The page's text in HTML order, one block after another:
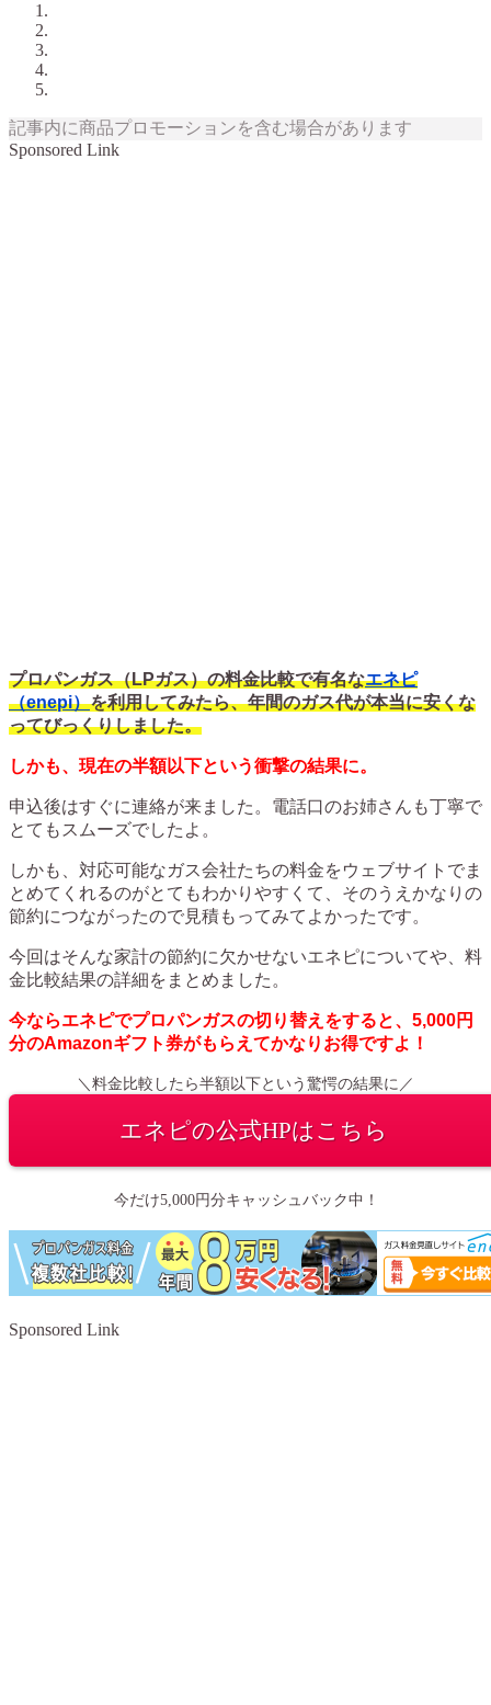
記事内に商品プロモーションを含む場合があります
Sponsored Link
プロパンガス（LPガス）の料金比較で有名なエネピ
（enepi）を利用してみたら、年間のガス代が本当に安くな
ってびっくりしました。
しかも、現在の半額以下という衝撃の結果に。
申込後はすぐに連絡が来ました。電話口のお姉さんも丁寧で
とてもスムーズでしたよ。
しかも、対応可能なガス会社たちの料金をウェブサイトでま
とめてくれるのがとてもわかりやすくて、そのうえかなりの
節約につながったので見積もってみてよかったです。
今回はそんな家計の節約に欠かせないエネピについてや、料
金比較結果の詳細をまとめました。
今ならエネピでプロパンガスの切り替えをすると、5,000円
分のAmazonギフト券がもらえてかなりお得ですよ ！
＼料金比較したら半額以下という驚愕の結果に／
エネピの公式HPはこちら
今だけ5,000円分キャッシュバック中！
Sponsored Link